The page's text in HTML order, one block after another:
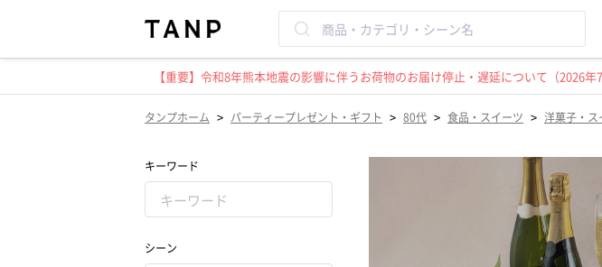
【重要】令和8年熊本地震の影響に伴うお荷物のお届け停止・遅延について（2026年7
タンプホーム > パーティープレゼント・ギフト > 80代 > 食品・スイーツ > 洋菓子・ス
キーワード
シーン